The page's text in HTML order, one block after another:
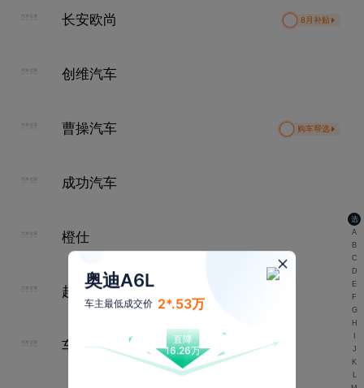
选
A
B
C
D
E
F
G
H
J
K
L
长安欧尚 8月补贴
创维汽车
曹操汽车 购车帮选
成功汽车
橙仕
超境汽车
车驰汽车
奥迪A6L
车主最低成交价 2*.53万
直降
16.26万